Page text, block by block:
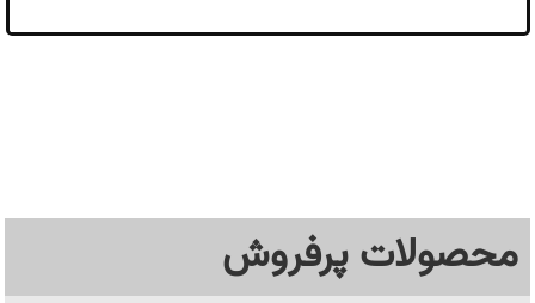
محصولات پرفروش